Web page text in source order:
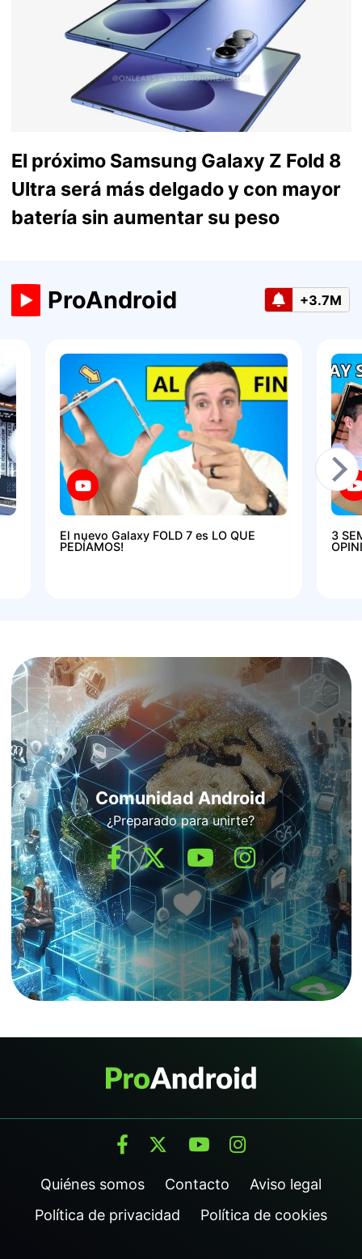
El próximo Samsung Galaxy Z Fold 8
Ultra será más delgado y con mayor
batería sin aumentar su peso
ProAndroid +3.7M
El nuevo Galaxy FOLD 7 es LO QUE
PEDÍAMOS!
3
Comunidad Android
¿Preparado para unirte?
Quiénes somos Contacto
Aviso legal
Política de privacidad
Política de cookies